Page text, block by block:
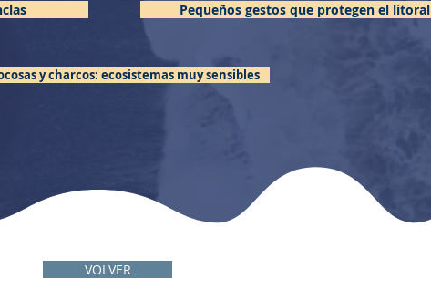
Pequeños gestos que protegen el litoral
y charcos: ecosistemas muy sensibles
VOLVER